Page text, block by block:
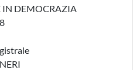
IN DEMOCRAZIA